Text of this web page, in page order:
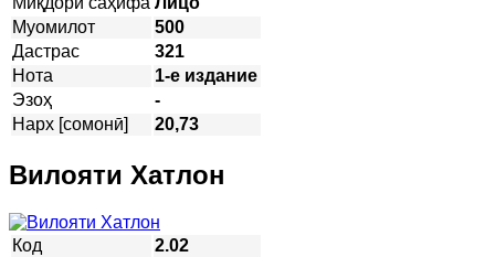
Муомилот
500
Дастрас
321
Нота
1-е издание
Эзоҳ
-
Нарх [сомонӣ]
20,73
Вилояти Хатлон
Код
2.02